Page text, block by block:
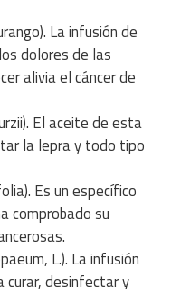
La infusión de
dolores de las
alivia el cáncer de
El aceite de esta
la lepra y todo tipo
Es un específico
comprobado su
L.). La infusión
curar, desinfectar y